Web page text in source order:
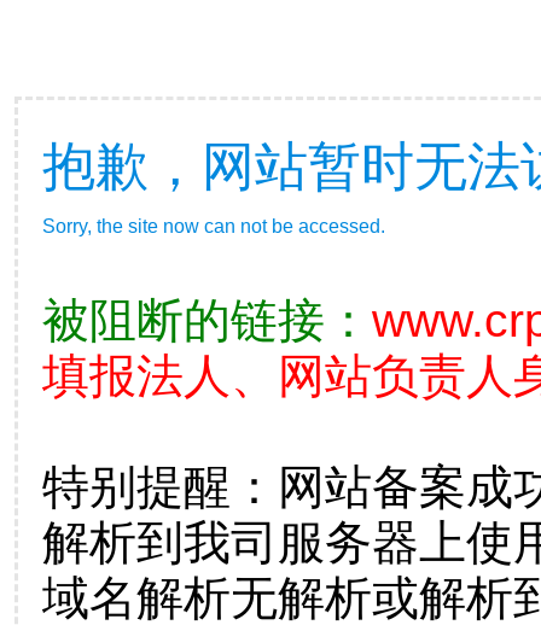
抱歉，网站暂时无法
Sorry, the site now can not be accessed.
被阻断的链接：
填报法人、网站负责人
特别提醒：网站备案成
解析到我司服务器上使
域名解析无解析或解析